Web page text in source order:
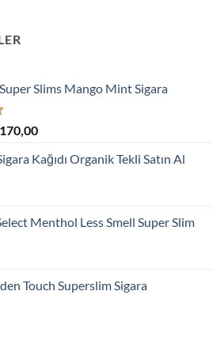
Slims Mango Mint Sigara
Şu
fiyat:
Kağıdı Organik Tekli Satın Al
Menthol Less Smell Super Slim
Touch Superslim Sigara